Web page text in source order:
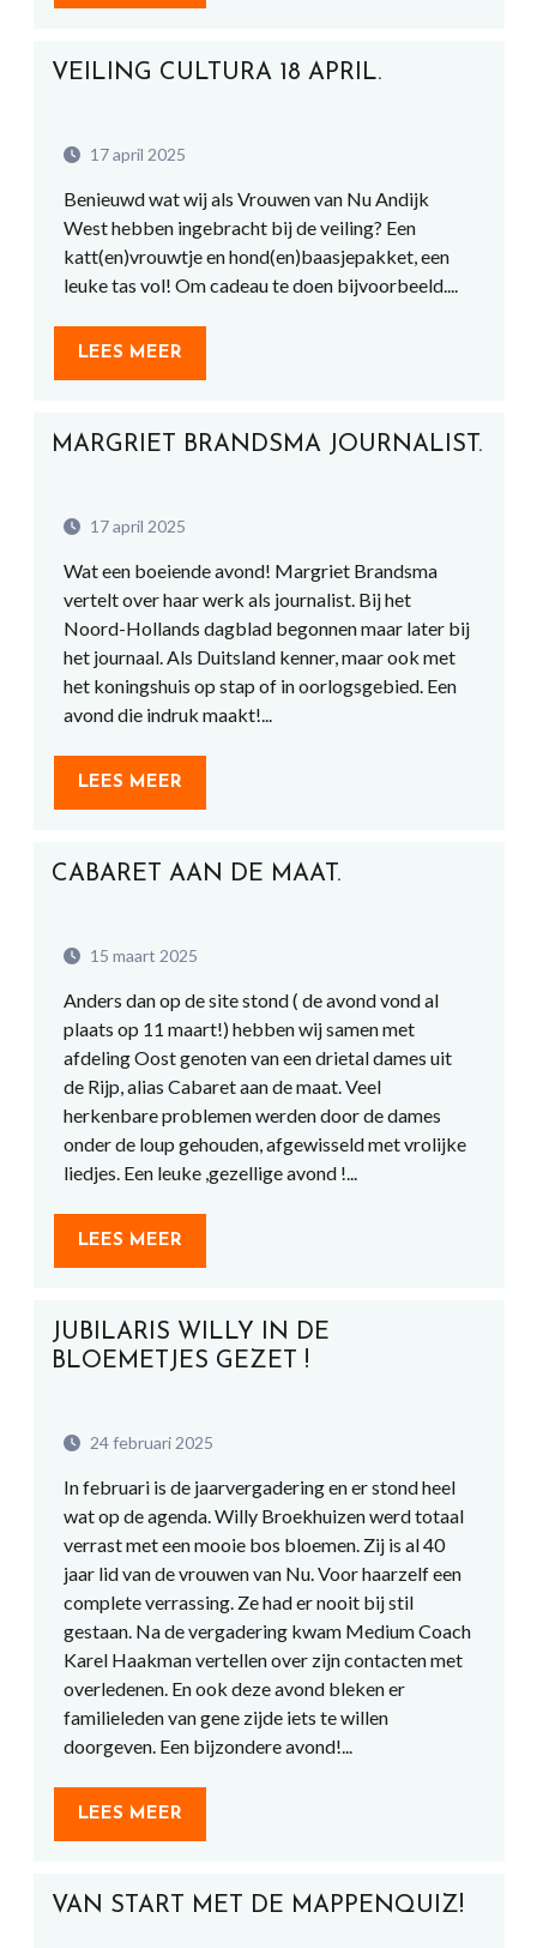
VEILING CULTURA 18 APRIL.
17 april 2025
Benieuwd wat wij als Vrouwen van Nu Andijk
West hebben ingebracht bij de veiling? Een
katt(en)vrouwtje en hond(en)baasjepakket, een
leuke tas vol! Om cadeau te doen bijvoorbeeld....
LEES MEER
MARGRIET BRANDSMA JOURNALIST.
17 april 2025
Wat een boeiende avond! Margriet Brandsma
vertelt over haar werk als journalist. Bij het
Noord-Hollands dagblad begonnen maar later bij
het journaal. Als Duitsland kenner, maar ook met
het koningshuis op stap of in oorlogsgebied. Een
avond die indruk maakt!...
LEES MEER
CABARET AAN DE MAAT.
15 maart 2025
Anders dan op de site stond ( de avond vond al
plaats op 11 maart!) hebben wij samen met
afdeling Oost genoten van een drietal dames uit
de Rijp, alias Cabaret aan de maat. Veel
herkenbare problemen werden door de dames
onder de loup gehouden, afgewisseld met vrolijke
liedjes. Een leuke ,gezellige avond !...
LEES MEER
JUBILARIS WILLY IN DE
BLOEMETJES GEZET !
24 februari 2025
In februari is de jaarvergadering en er stond heel
wat op de agenda. Willy Broekhuizen werd totaal
verrast met een mooie bos bloemen. Zij is al 40
jaar lid van de vrouwen van Nu. Voor haarzelf een
complete verrassing. Ze had er nooit bij stil
gestaan. Na de vergadering kwam Medium Coach
Karel Haakman vertellen over zijn contacten met
overledenen. En ook deze avond bleken er
familieleden van gene zijde iets te willen
doorgeven. Een bijzondere avond!...
LEES MEER
VAN START MET DE MAPPENQUIZ!